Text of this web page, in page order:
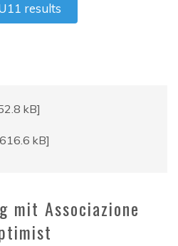
mit Associazione
results
kB]
kB]